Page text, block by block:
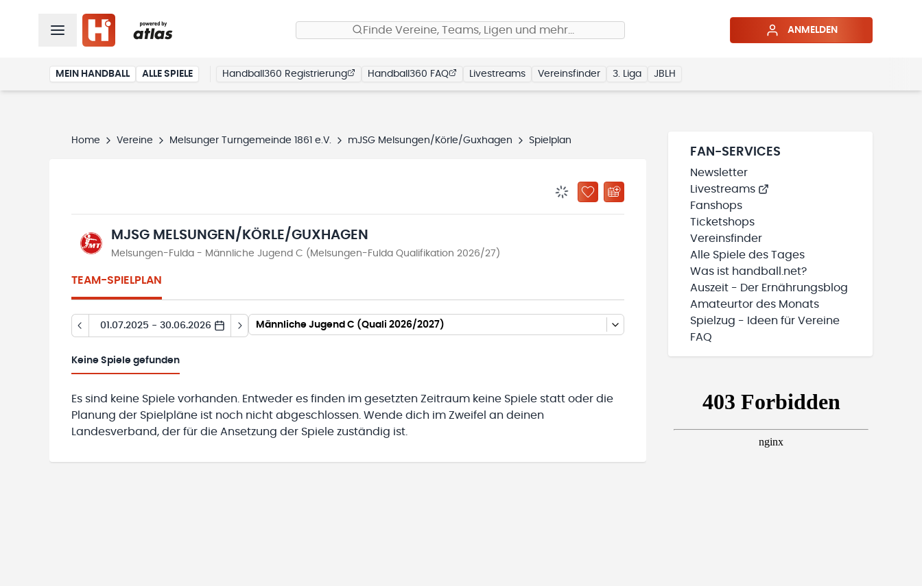
Finde Vereine, Teams, Ligen und mehr… ANMELDEN
MEIN HANDBALL ALLE SPIELE Handball360 Registrierung Handball360 FAQ Livestreams Vereinsfinder 3. Liga JBLH
Home Vereine Melsunger Turngemeinde 1861 e.V. mJSG Melsungen/Körle/Guxhagen Spielplan
BENACHRICHTIGUNGSSTATUS WIRD GELADEN
ZU „MEINE TEAMS“ HINZUFÜGEN
MJSG MELSUNGEN/KÖRLE/GUXHAGEN
Melsungen-Fulda - Männliche Jugend C (Melsungen-Fulda Qualifikation 2026/27)
TEAM-SPIELPLAN
01.07.2025 - 30.06.2026 Männliche Jugend C (Quali 2026/2027)
Keine Spiele gefunden
Es sind keine Spiele vorhanden. Entweder es finden im gesetzten Zeitraum keine Spiele statt oder die
Planung der Spielpläne ist noch nicht abgeschlossen. Wende dich im Zweifel an deinen
Landesverband, der für die Ansetzung der Spiele zuständig ist.
FAN-SERVICES
Newsletter
Livestreams
Fanshops
Ticketshops
Vereinsfinder
Alle Spiele des Tages
Was ist handball.net?
Auszeit - Der Ernährungsblog
Amateurtor des Monats
Spielzug - Ideen für Vereine
FAQ